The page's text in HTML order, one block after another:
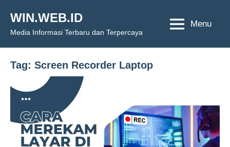
content
WIN.WEB.ID
Media Informasi Terbaru dan Terpercaya
Menu
Tag: Screen Recorder Laptop